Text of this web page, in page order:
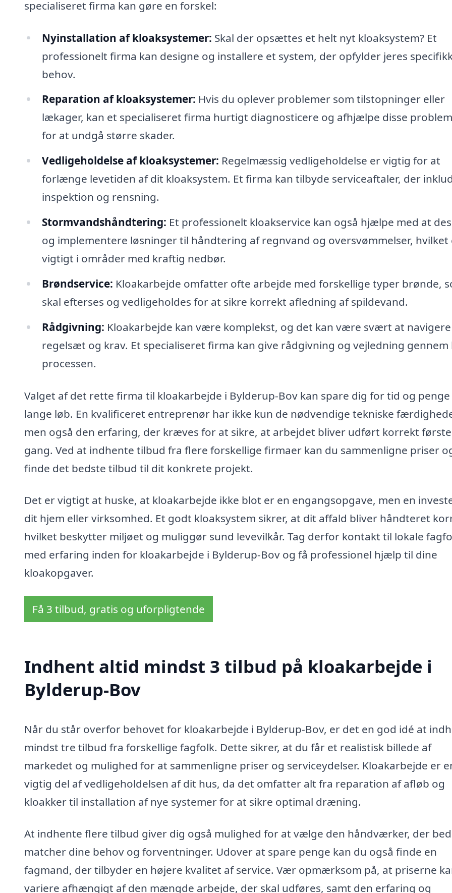
specialiseret firma kan gøre en forskel:
Nyinstallation af kloaksystemer: Skal der opsættes et helt nyt kloaksystem? Et
professionelt firma kan designe og installere et system, der opfylder jeres
behov.
Reparation af kloaksystemer: Hvis du oplever problemer som tilstopninger eller
lækager, kan et specialiseret firma hurtigt diagnosticere og afhjælpe disse
for at undgå større skader.
Vedligeholdelse af kloaksystemer: Regelmæssig vedligeholdelse er vigtig for at
forlænge levetiden af dit kloaksystem. Et firma kan tilbyde serviceaftaler, der
inspektion og rensning.
Stormvandshåndtering: Et professionelt kloakservice kan også hjælpe med at
og implementere løsninger til håndtering af regnvand og oversvømmelser, hvilket
vigtigt i områder med kraftig nedbør.
Brøndservice: Kloakarbejde omfatter ofte arbejde med forskellige typer brønde,
skal efterses og vedligeholdes for at sikre korrekt afledning af spildevand.
Rådgivning: Kloakarbejde kan være komplekst, og det kan være svært at
regelsæt og krav. Et specialiseret firma kan give rådgivning og vejledning gennem
processen.
Valget af det rette firma til kloakarbejde i Bylderup-Bov kan spare dig for tid og
lange løb. En kvalificeret entreprenør har ikke kun de nødvendige tekniske
men også den erfaring, der kræves for at sikre, at arbejdet bliver udført korrekt første
gang. Ved at indhente tilbud fra flere forskellige firmaer kan du sammenligne priser
finde det bedste tilbud til dit konkrete projekt.
Det er vigtigt at huske, at kloakarbejde ikke blot er en engangsopgave, men en
dit hjem eller virksomhed. Et godt kloaksystem sikrer, at dit affald bliver håndteret
hvilket beskytter miljøet og muliggør sund levevilkår. Tag derfor kontakt til lokale
med erfaring inden for kloakarbejde i Bylderup-Bov og få professionel hjælp til dine
kloakopgaver.
Få 3 tilbud, gratis og uforpligtende
Indhent altid mindst 3 tilbud på kloakarbejde i
Bylderup-Bov
Når du står overfor behovet for kloakarbejde i Bylderup-Bov, er det en god idé at
mindst tre tilbud fra forskellige fagfolk. Dette sikrer, at du får et realistisk billede af
markedet og mulighed for at sammenligne priser og serviceydelser. Kloakarbejde er
vigtig del af vedligeholdelsen af dit hus, da det omfatter alt fra reparation af afløb og
kloakker til installation af nye systemer for at sikre optimal dræning.
At indhente flere tilbud giver dig også mulighed for at vælge den håndværker, der
matcher dine behov og forventninger. Udover at spare penge kan du også finde en
fagmand, der tilbyder en højere kvalitet af service. Vær opmærksom på, at priserne
variere afhængigt af den mængde arbejde, der skal udføres, samt den erfaring og